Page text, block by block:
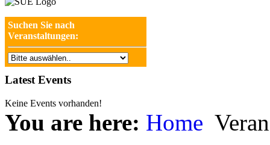
Suchen Sie nach
Veranstaltungen:
Latest Events
Keine Events vorhanden!
You are here: Home